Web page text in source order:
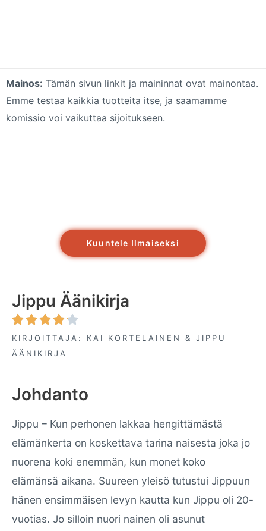
Mainos: Tämän sivun linkit ja maininnat ovat mainontaa.
Emme testaa kaikkia tuotteita itse, ja saamamme
komissio voi vaikuttaa sijoitukseen.
Kuuntele Ilmaiseksi
Jippu Äänikirja
    
KIRJOITTAJA: KAI KORTELAINEN & JIPPU
ÄÄNIKIRJA
Johdanto
Jippu – Kun perhonen lakkaa hengittämästä
elämänkerta on koskettava tarina naisesta joka jo
nuorena koki enemmän, kun monet koko
elämänsä aikana. Suureen yleisö tutustui Jippuun
hänen ensimmäisen levyn kautta kun Jippu oli 20-
vuotias. Jo silloin nuori nainen oli asunut